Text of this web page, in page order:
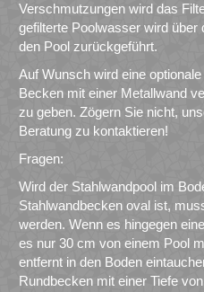
Verschmutzungen wird das
gefilterte Poolwasser wird
den Pool zurückgeführt.
Auf Wunsch wird eine
Becken mit einer Metallwand
zu geben. Zögern Sie nicht,
Beratung zu kontaktieren!
Fragen:
Wird der Stahlwandpool im
Stahlwandbecken oval ist,
werden. Wenn es hingegen
es nur 30 cm von einem Pool
entfernt in den Boden
Rundbecken mit einer Tiefe